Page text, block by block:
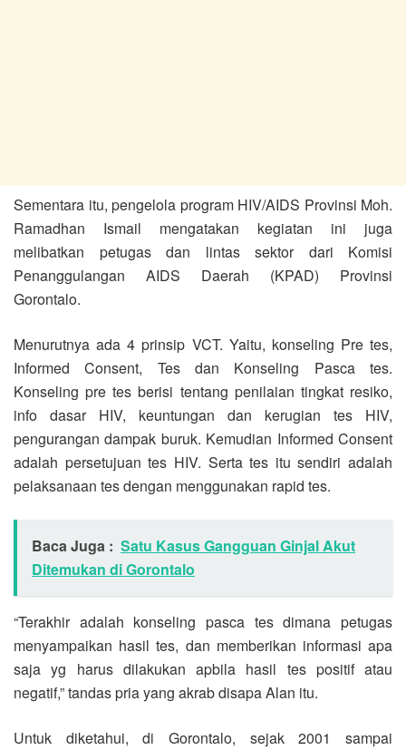
Sementara itu, pengelola program HIV/AIDS Provinsi Moh.
Ramadhan Ismail mengatakan kegiatan ini juga
melibatkan petugas dan lintas sektor dari Komisi
Penanggulangan AIDS Daerah (KPAD) Provinsi
Gorontalo.
Menurutnya ada 4 prinsip VCT. Yaitu, konseling Pre tes,
Informed Consent, Tes dan Konseling Pasca tes.
Konseling pre tes berisi tentang penilaian tingkat resiko,
info dasar HIV, keuntungan dan kerugian tes HIV,
pengurangan dampak buruk. Kemudian Informed Consent
adalah persetujuan tes HIV. Serta tes itu sendiri adalah
pelaksanaan tes dengan menggunakan rapid tes.
Baca Juga : Satu Kasus Gangguan Ginjal Akut
Ditemukan di Gorontalo
“Terakhir adalah konseling pasca tes dimana petugas
menyampaikan hasil tes, dan memberikan informasi apa
saja yg harus dilakukan apbila hasil tes positif atau
negatif,” tandas pria yang akrab disapa Alan itu.
Untuk diketahui, di Gorontalo, sejak 2001 sampai